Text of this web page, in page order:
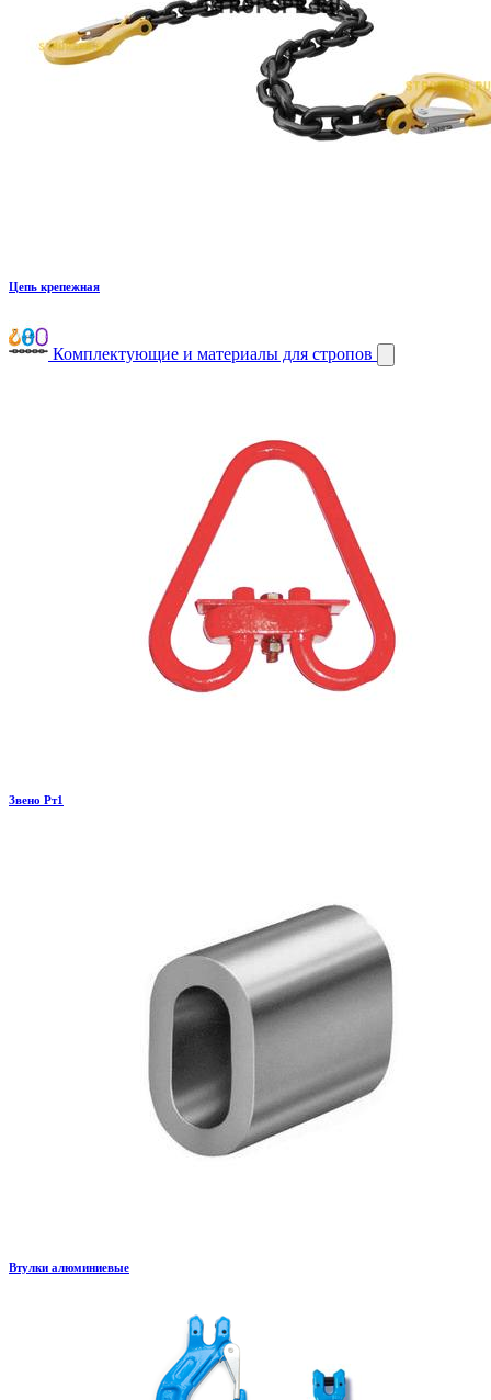
Цепь крепежная
Комплектующие и материалы для стропов
Звено Рт1
Втулки алюминиевые